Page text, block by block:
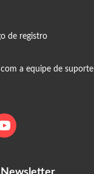
de registro
a equipe de suporte